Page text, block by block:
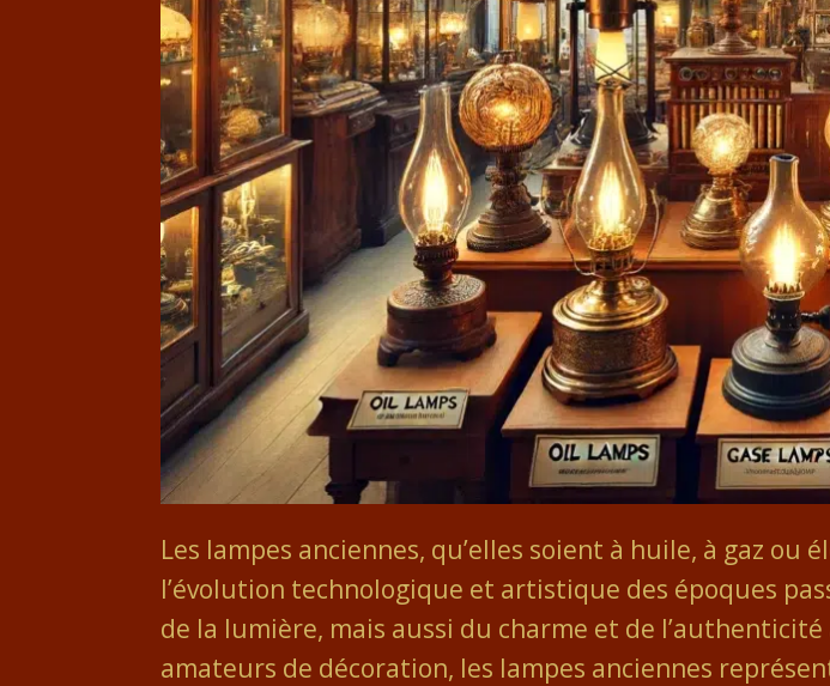
Les lampes anciennes, qu’elles soient à huile, à gaz
l’évolution technologique et artistique des époques
de la lumière, mais aussi du charme et de
amateurs de décoration, les lampes anciennes